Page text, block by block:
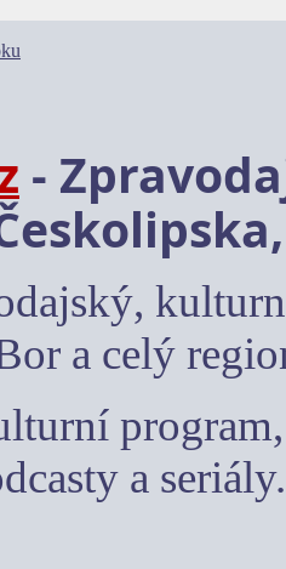
-
a celý
a seriály.